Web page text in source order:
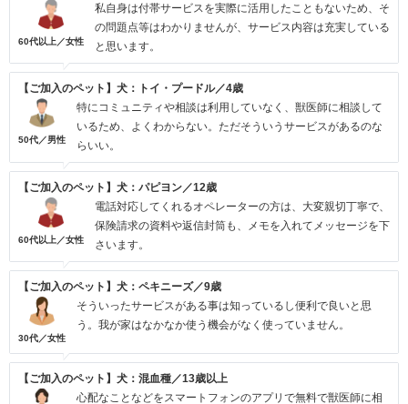
60代以上／女性
私自身は付帯サービスを実際に活用したこともないため、そ
の問題点等はわかりませんが、サービス内容は充実している
と思います。
【ご加入のペット】犬：トイ・プードル／4歳
50代／男性
特にコミュニティや相談は利用していなく、獣医師に相談して
いるため、よくわからない。ただそういうサービスがあるのな
らいい。
【ご加入のペット】犬：パピヨン／12歳
60代以上／女性
電話対応してくれるオペレーターの方は、大変親切丁寧で、
保険請求の資料や返信封筒も、メモを入れてメッセージを下
さいます。
【ご加入のペット】犬：ペキニーズ／9歳
30代／女性
そういったサービスがある事は知っているし便利で良いと思
う。我が家はなかなか使う機会がなく使っていません。
【ご加入のペット】犬：混血種／13歳以上
心配なことなどをスマートフォンのアプリで無料で獣医師に相